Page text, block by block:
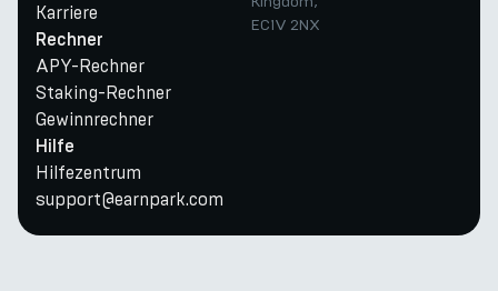
Karriere
Rechner
APY-Rechner
Staking-Rechner
Gewinnrechner
Hilfe
Hilfezentrum
support@earnpark.com
EC1V 2NX